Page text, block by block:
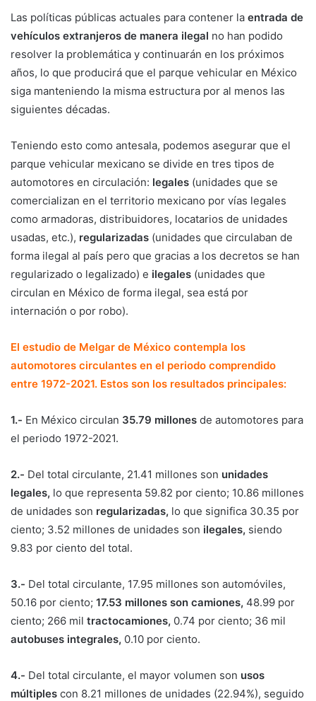
Las políticas públicas actuales para contener la entrada de
vehículos extranjeros de manera ilegal no han podido
resolver la problemática y continuarán en los próximos
años, lo que producirá que el parque vehicular en México
siga manteniendo la misma estructura por al menos las
siguientes décadas.
Teniendo esto como antesala, podemos asegurar que el
parque vehicular mexicano se divide en tres tipos de
automotores en circulación: legales (unidades que se
comercializan en el territorio mexicano por vías legales
como armadoras, distribuidores, locatarios de unidades
usadas, etc.), regularizadas (unidades que circulaban de
forma ilegal al país pero que gracias a los decretos se han
regularizado o legalizado) e ilegales (unidades que
circulan en México de forma ilegal, sea está por
internación o por robo).
El estudio de Melgar de México contempla los
automotores circulantes en el periodo comprendido
entre 1972-2021. Estos son los resultados principales:
1.- En México circulan 35.79 millones de automotores para
el periodo 1972-2021.
2.- Del total circulante, 21.41 millones son unidades
legales, lo que representa 59.82 por ciento; 10.86 millones
de unidades son regularizadas, lo que significa 30.35 por
ciento; 3.52 millones de unidades son ilegales, siendo
9.83 por ciento del total.
3.- Del total circulante, 17.95 millones son automóviles,
50.16 por ciento; 17.53 millones son camiones, 48.99 por
ciento; 266 mil tractocamiones, 0.74 por ciento; 36 mil
autobuses integrales, 0.10 por ciento.
4.- Del total circulante, el mayor volumen son usos
múltiples con 8.21 millones de unidades (22.94%), seguido